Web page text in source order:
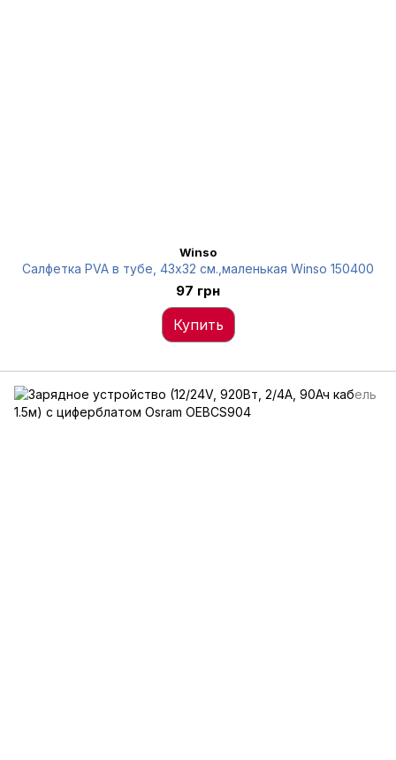
Winso
Салфетка PVA в тубе, 43x32 см.,маленькая Winso 150400
97 грн
Купить